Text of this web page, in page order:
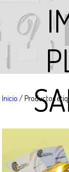
Inicio / Productos